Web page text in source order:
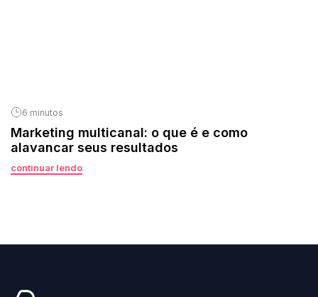
6 minutos
Marketing multicanal: o que é e como
alavancar seus resultados
continuar lendo